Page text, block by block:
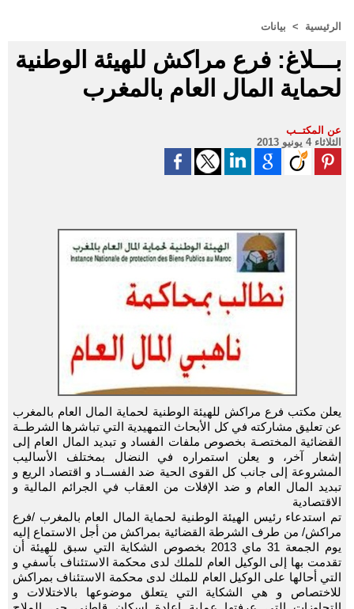
الرئيسية > بيانات
بـــلاغ: فرع مراكش للهيئة الوطنية
لحماية المال العام بالمغرب
عن المكتــب
الثلاثاء 4 يونيو 2013
يعلن مكتب فرع مراكش للهيئة الوطنية لحماية المال العام بالمغرب
عن تعليق مشاركته في كل الأبحاث التمهيدية التي تباشرها الشرطــة
القضائية المختصـة بخصوص ملفات الفساد و تبديد المال العام إلى
إشعار آخر، و يعلن استمراره في النضال بمختلف الأساليب
المشروعة إلى جانب كل القوى الحية ضد الفســاد و اقتصاد الريع و
تبديد المال العام و ضد الإفلات من العقاب في الجرائم المالية و
الاقتصادية
تم استدعاء رئيس الهيئة الوطنية لحماية المال العام بالمغرب /فرع
مراكش/ من طرف الشرطة القضائية بمراكش من أجل الاستماع إليه
يوم الجمعة 31 ماي 2013 بخصوص الشكاية التي سبق للهيئة أن
تقدمت بها إلى الوكيل العام للملك لدى محكمة الاستئناف بآسفي و
التي أحالها على الوكيل العام للملك لدى محكمة الاستئناف بمراكش
للاختصاص و هي الشكاية التي يتعلق موضوعها بالاختلالات و